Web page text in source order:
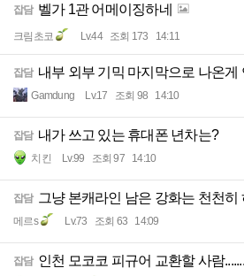
잡담 벨가 1관 어메이징하네
크림초코 Lv.44 조회 173 14:11
잡담 내부 외부 기믹 마지막으로 나온게
Gamdung Lv.17 조회 98 14:10
잡담 내가 쓰고 있는 휴대폰 년차는?
치킨 Lv.99 조회 97 14:10
잡담 그냥 본캐라인 남은 강화는 천천히
메르s Lv.73 조회 63 14:09
잡담 인천 모코코 피규어 교환할 사람